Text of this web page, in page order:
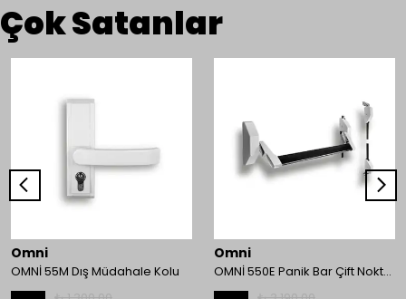
Çok Satanlar
Omni
OMNİ 55M Dış Müdahale Kolu
Omni
OMNİ 550E Panik Bar Çift Nokta Yüzey Tip